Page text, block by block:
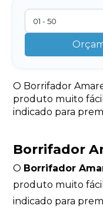
O Borrifador
produto muito
indicado para
Borrifador
O Borrifador
produto muito
indicado para